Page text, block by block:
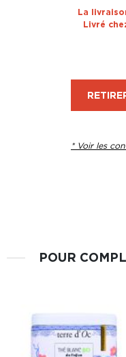
La
Livré
* Voir les
POUR